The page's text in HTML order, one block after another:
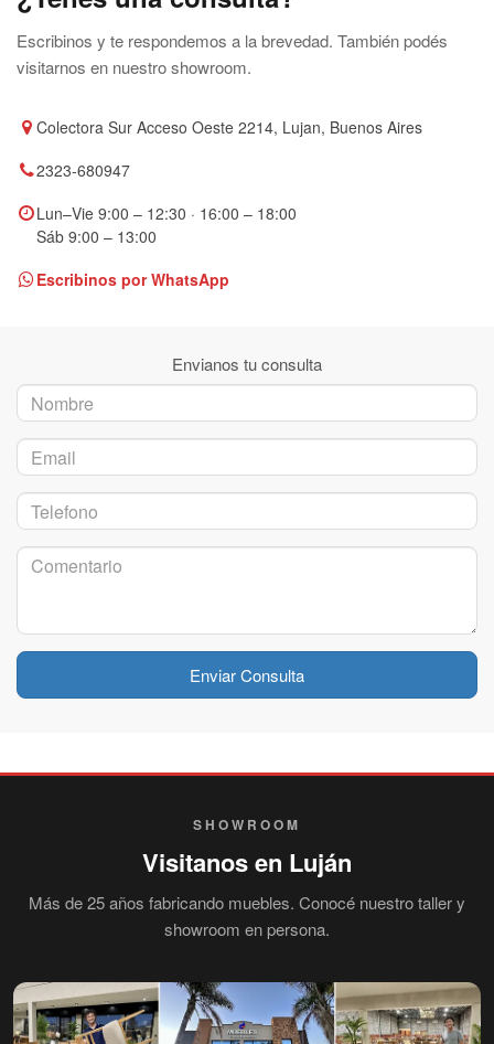
Escribinos y te respondemos a la brevedad. También podés
visitarnos en nuestro showroom.
Colectora Sur Acceso Oeste 2214, Lujan, Buenos Aires
2323-680947
Lun–Vie 9:00 – 12:30 · 16:00 – 18:00
Sáb 9:00 – 13:00
Escribinos por WhatsApp
Envianos tu consulta
Enviar Consulta
SHOWROOM
Visitanos en Luján
Más de 25 años fabricando muebles. Conocé nuestro taller y
showroom en persona.